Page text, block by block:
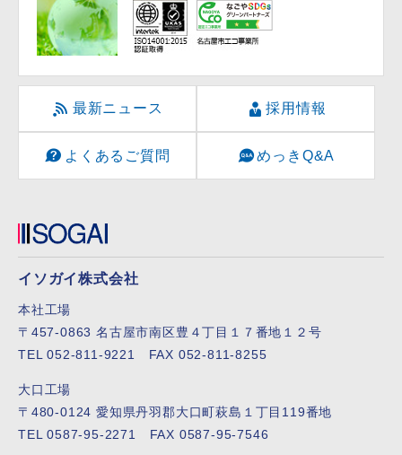
最新ニュース 採用情報
よくあるご質問 めっきQ&A
イソガイ株式会社
本社工場
〒457-0863 名古屋市南区豊４丁目１７番地１２号
TEL 052-811-9221 FAX 052-811-8255
大口工場
〒480-0124 愛知県丹羽郡大口町萩島１丁目119番地
TEL 0587-95-2271 FAX 0587-95-7546